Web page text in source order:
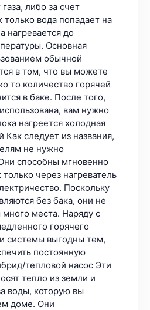
либо за счет
только вода попадает на
нагревается до
Основная
обычной
в том, что вы можете
то количество горячей
в баке. После того,
вам нужно
нагреется холодная
Как следует из названия,
не нужно
способны мгновенно
только через нагреватель
Поскольку
без бака, они не
места. Наряду с
горячего
системы выгодны тем,
постоянную
тепловой насос Эти
тепло из земли и
воды, которую вы
доме. Они